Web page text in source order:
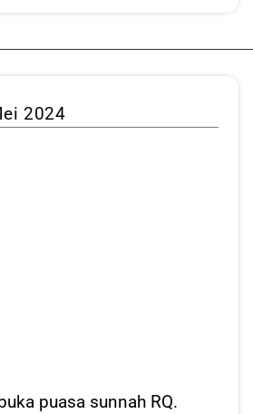
2024
puasa sunnah RQ.